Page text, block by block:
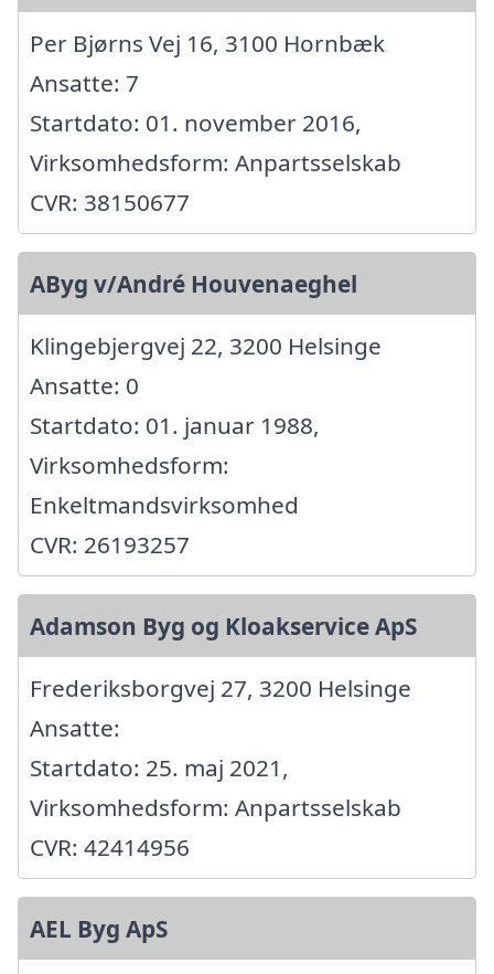
Per Bjørns Vej 16, 3100 Hornbæk
Ansatte: 7
Startdato: 01. november 2016,
Virksomhedsform: Anpartsselskab
CVR: 38150677
AByg v/André Houvenaeghel
Klingebjergvej 22, 3200 Helsinge
Ansatte: 0
Startdato: 01. januar 1988,
Virksomhedsform:
Enkeltmandsvirksomhed
CVR: 26193257
Adamson Byg og Kloakservice ApS
Frederiksborgvej 27, 3200 Helsinge
Ansatte:
Startdato: 25. maj 2021,
Virksomhedsform: Anpartsselskab
CVR: 42414956
AEL Byg ApS